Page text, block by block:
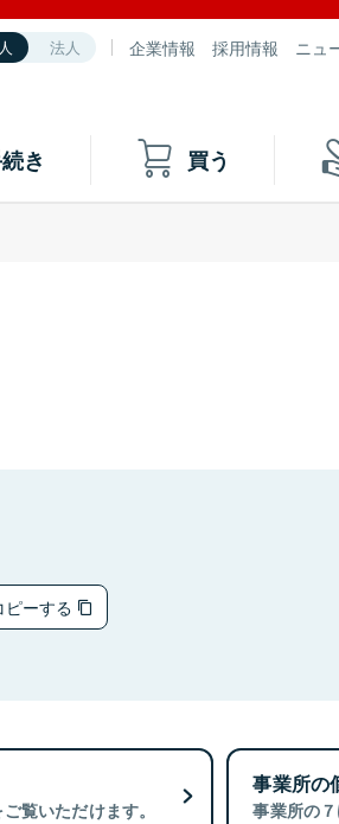
法人 企業情報 採用情報 ニュ
き 買う
ピーする
覧いただけます。
事業所の
事業所の